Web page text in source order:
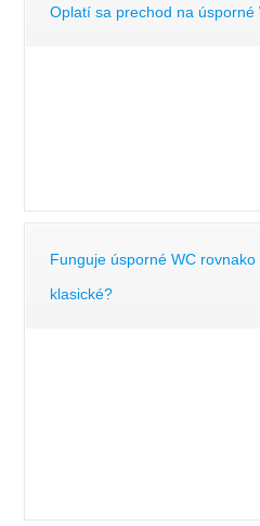
Oplatí sa prechod na úsporné
Funguje úsporné WC
klasické?